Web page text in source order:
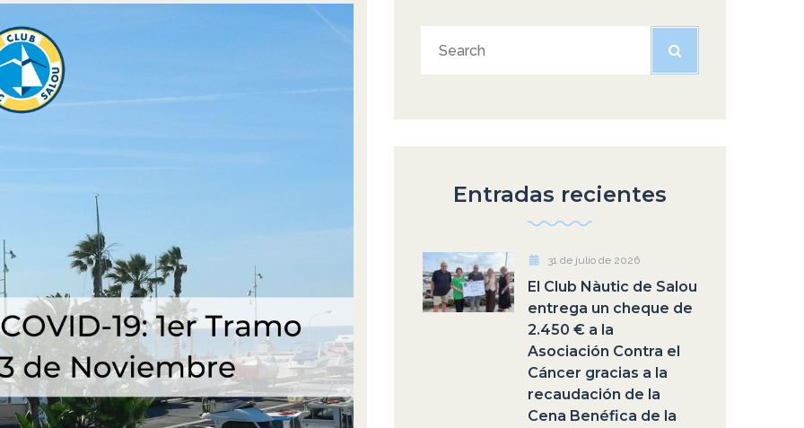
Entradas recientes
31 de julio de 2026
El Club Nàutic de Salou
entrega un cheque de
2.450 € a la
Asociación Contra el
Cáncer gracias a la
recaudación de la
Cena Benéfica de la